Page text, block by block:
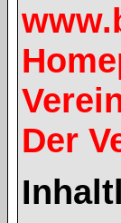
Der